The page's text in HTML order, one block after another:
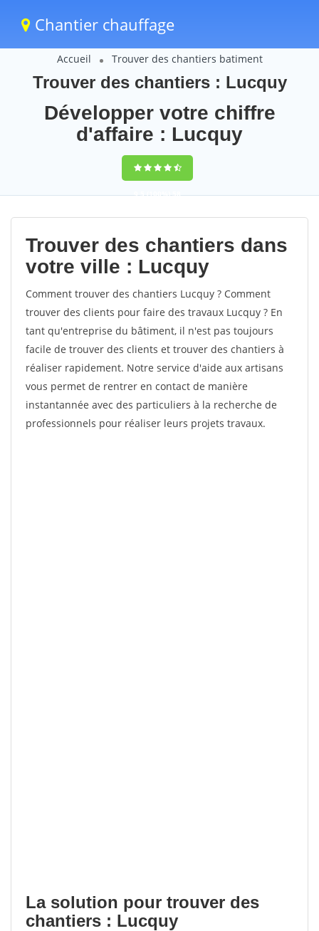
Chantier chauffage
Accueil Trouver des chantiers batiment
Trouver des chantiers : Lucquy
Développer votre chiffre
d'affaire : Lucquy
9,5(100%)58
votes
Trouver des chantiers dans
votre ville : Lucquy
Comment trouver des chantiers Lucquy ? Comment
trouver des clients pour faire des travaux Lucquy ? En
tant qu'entreprise du bâtiment, il n'est pas toujours
facile de trouver des clients et trouver des chantiers à
réaliser rapidement. Notre service d'aide aux artisans
vous permet de rentrer en contact de manière
instantannée avec des particuliers à la recherche de
professionnels pour réaliser leurs projets travaux.
La solution pour trouver des
chantiers : Lucquy